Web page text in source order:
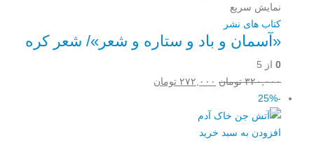
نمایش سریع
کتاب های نشر
«آسمان و باد و ستاره و شعر»/ شعر کره
0 از 5
۳۲۰,۰۰۰ تومان قیمت
بود.
۲۷۲,۰۰۰ تومان
-25%
افزودن به سبد خرید